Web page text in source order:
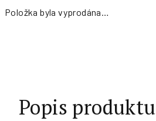
Položka byla vyprodána…
Popis produktu